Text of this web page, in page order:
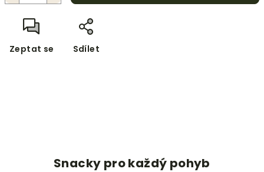
Zeptat se Sdílet
Snacky pro každý pohyb